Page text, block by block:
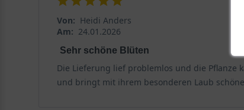
Von: Heidi Anders
Am: 24.01.2026
Sehr schöne Blüten
Die Lieferung lief problemlos und die Pflanze
und bringt mit ihrem besonderen Laub